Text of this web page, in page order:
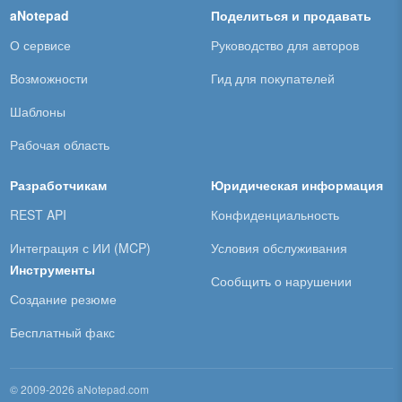
aNotepad
О сервисе
Возможности
Шаблоны
Рабочая область
Поделиться и продавать
Руководство для авторов
Гид для покупателей
Разработчикам
REST API
Интеграция с ИИ (MCP)
Инструменты
Создание резюме
Бесплатный факс
Юридическая информация
Конфиденциальность
Условия обслуживания
Сообщить о нарушении
© 2009-2026 aNotepad.com